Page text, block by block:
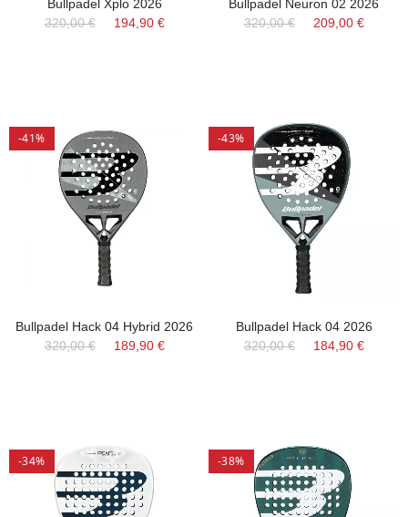
Bullpadel Xplo 2026
320,00 €
194,90 €
Bullpadel Neuron 02 2026
320,00 €
209,00 €
-41%
Bullpadel Hack 04 Hybrid 2026
320,00 €
189,90 €
-43%
Bullpadel Hack 04 2026
320,00 €
184,90 €
-34% -38%